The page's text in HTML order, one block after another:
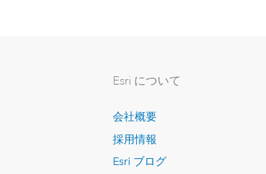
Esri について
会社概要
採用情報
Esri ブログ